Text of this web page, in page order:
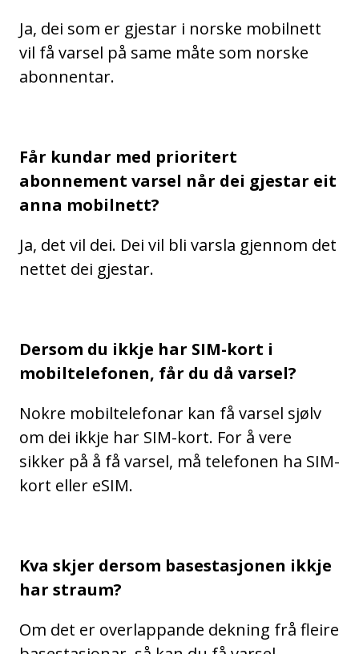
Ja, dei som er gjestar i norske mobilnett
vil få varsel på same måte som norske
abonnentar.
Får kundar med prioritert
abonnement varsel når dei gjestar eit
anna mobilnett?
Ja, det vil dei. Dei vil bli varsla gjennom det
nettet dei gjestar.
Dersom du ikkje har SIM-kort i
mobiltelefonen, får du då varsel?
Nokre mobiltelefonar kan få varsel sjølv
om dei ikkje har SIM-kort. For å vere
sikker på å få varsel, må telefonen ha SIM-
kort eller eSIM.
Kva skjer dersom basestasjonen ikkje
har straum?
Om det er overlappande dekning frå fleire